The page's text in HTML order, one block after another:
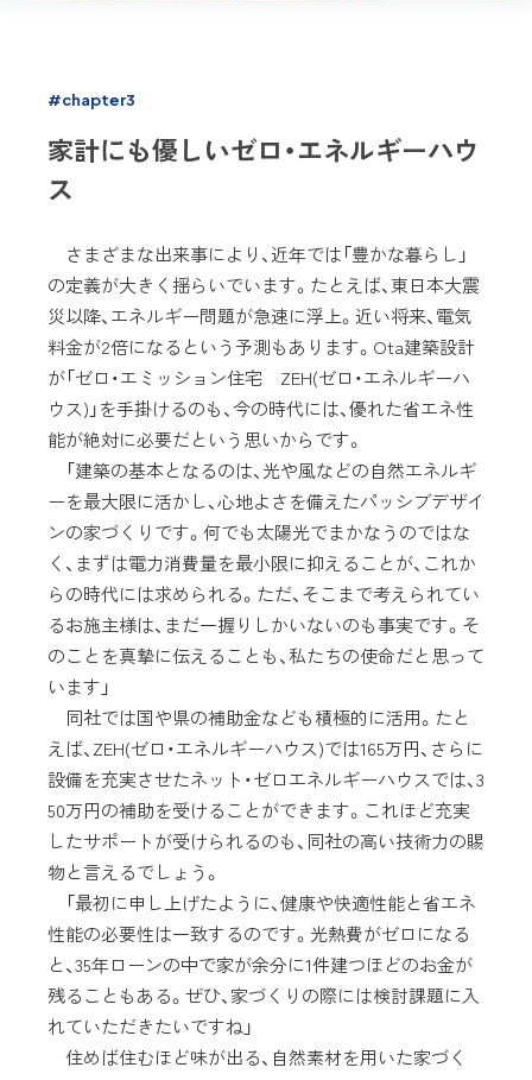
#chapter3
家計にも優しいゼロ・エネルギーハウ
ス
さまざまな出来事により、近年では「豊かな暮らし」
の定義が大きく揺らいでいます。たとえば、東日本大震
災以降、エネルギー問題が急速に浮上。近い将来、電気
料金が2倍になるという予測もあります。Ota建築設計
が「ゼロ・エミッション住宅 ZEH(ゼロ・エネルギーハ
ウス)」を手掛けるのも、今の時代には、優れた省エネ性
能が絶対に必要だという思いからです。
「建築の基本となるのは、光や風などの自然エネルギ
ーを最大限に活かし、心地よさを備えたパッシブデザイ
ンの家づくりです。何でも太陽光でまかなうのではな
く、まずは電力消費量を最小限に抑えることが、これか
らの時代には求められる。ただ、そこまで考えられてい
るお施主様は、まだ一握りしかいないのも事実です。そ
のことを真摯に伝えることも、私たちの使命だと思って
います」
同社では国や県の補助金なども積極的に活用。たと
えば、ZEH(ゼロ・エネルギーハウス)では165万円、さらに
設備を充実させたネット・ゼロエネルギーハウスでは、3
50万円の補助を受けることができます。これほど充実
したサポートが受けられるのも、同社の高い技術力の賜
物と言えるでしょう。
「最初に申し上げたように、健康や快適性能と省エネ
性能の必要性は一致するのです。光熱費がゼロになる
と、35年ローンの中で家が余分に1件建つほどのお金が
残ることもある。ぜひ、家づくりの際には検討課題に入
れていただきたいですね」
住めば住むほど味が出る、自然素材を用いた家づく